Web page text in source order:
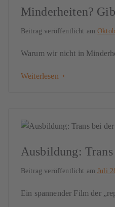
Minderheiten?
Beitrag veröffentlicht am
Warum wir nicht in
Weiterlesen
Ausbildung:
Beitrag veröffentlicht amJuli
Ein spannender Film der